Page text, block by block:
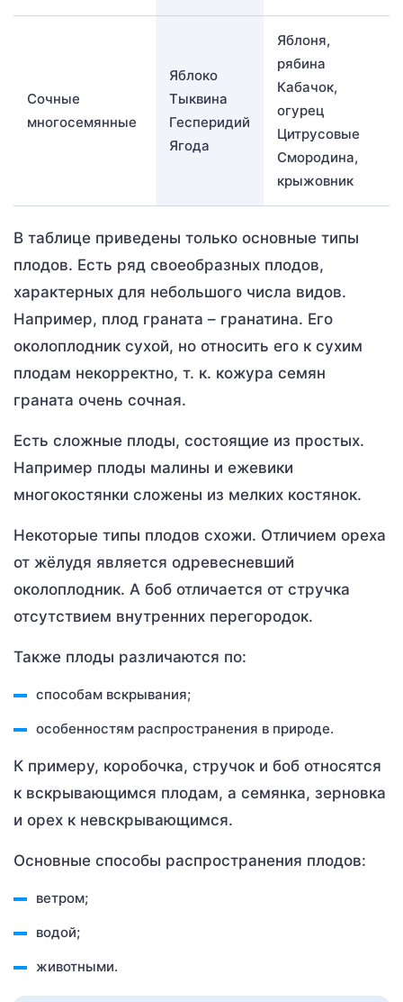
Сочные
многосемянные
Яблоко
Тыквина
Гесперидий
Ягода
Яблоня,
рябина
Кабачок,
огурец
Цитрусовые
Смородина,
крыжовник
В таблице приведены только основные типы
плодов. Есть ряд своеобразных плодов,
характерных для небольшого числа видов.
Например, плод граната – гранатина. Его
околоплодник сухой, но относить его к сухим
плодам некорректно, т. к. кожура семян
граната очень сочная.
Есть сложные плоды, состоящие из простых.
Например плоды малины и ежевики
многокостянки сложены из мелких костянок.
Некоторые типы плодов схожи. Отличием ореха
от жёлудя является одревесневший
околоплодник. А боб отличается от стручка
отсутствием внутренних перегородок.
Также плоды различаются по:
способам вскрывания;
особенностям распространения в природе.
К примеру, коробочка, стручок и боб относятся
к вскрывающимся плодам, а семянка, зерновка
и орех к невскрывающимся.
Основные способы распространения плодов:
ветром;
водой;
животными.